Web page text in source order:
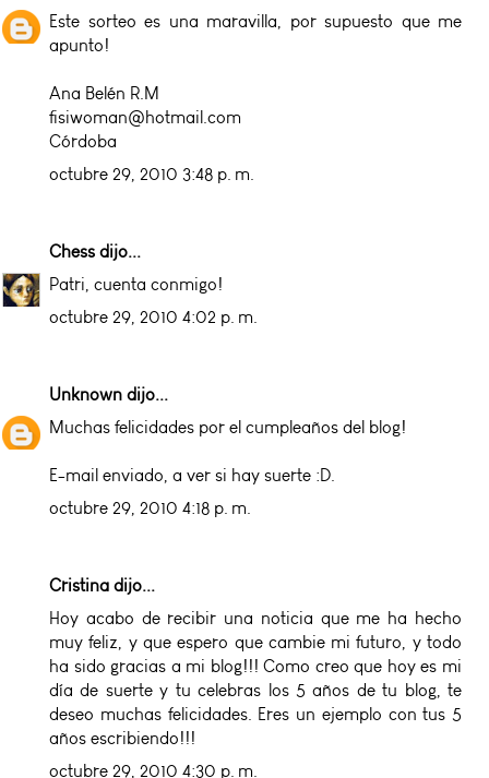
Este sorteo es una maravilla, por supuesto que me
apunto!
Ana Belén R.M
fisiwoman@hotmail.com
Córdoba
octubre 29, 2010 3:48 p. m.
Chess dijo...
Patri, cuenta conmigo!
octubre 29, 2010 4:02 p. m.
Unknown dijo...
Muchas felicidades por el cumpleaños del blog!
E-mail enviado, a ver si hay suerte :D.
octubre 29, 2010 4:18 p. m.
Cristina dijo...
Hoy acabo de recibir una noticia que me ha hecho
muy feliz, y que espero que cambie mi futuro, y todo
ha sido gracias a mi blog!!! Como creo que hoy es mi
día de suerte y tu celebras los 5 años de tu blog, te
deseo muchas felicidades. Eres un ejemplo con tus 5
años escribiendo!!!
octubre 29, 2010 4:30 p. m.